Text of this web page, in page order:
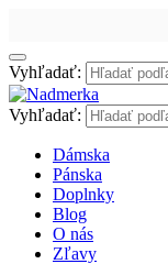
Vyhľadať:
Vyhľadať:
Dámska
Pánska
Doplnky
Blog
O nás
Zľavy